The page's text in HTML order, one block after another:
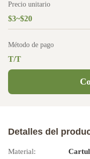
Precio unitario
$3~$20
Método de pago
T/T
Detalles del
Material: